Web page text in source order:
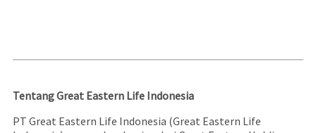
Tentang Great Eastern Life Indonesia
PT Great Eastern Life Indonesia (Great Eastern Life